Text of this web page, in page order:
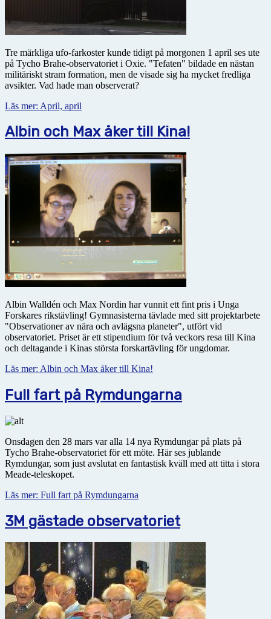
Tre märkliga ufo-farkoster kunde tidigt på morgonen 1 april ses ute
på Tycho Brahe-observatoriet i Oxie. "Tefaten" bildade en nästan
militäriskt stram formation, men de visade sig ha mycket fredliga
avsikter. Vad hade man observerat?
Läs mer: April, april
Albin och Max åker till Kina!
Albin Walldén och Max Nordin har vunnit ett fint pris i Unga
Forskares rikstävling! Gymnasisterna tävlade med sitt projektarbete
"Observationer av nära och avlägsna planeter", utfört vid
observatoriet. Priset är ett stipendium för två veckors resa till Kina
och deltagande i Kinas största forskartävling för ungdomar.
Läs mer: Albin och Max åker till Kina!
Full fart på Rymdungarna
Onsdagen den 28 mars var alla 14 nya Rymdungar på plats på
Tycho Brahe-observatoriet för ett möte. Här ses jublande
Rymdungar, som just avslutat en fantastisk kväll med att titta i stora
Meade-teleskopet.
Läs mer: Full fart på Rymdungarna
3M gästade observatoriet